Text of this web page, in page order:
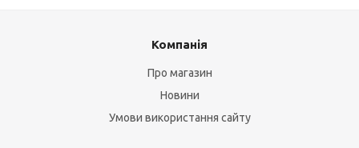
Компанія
Про магазин
Новини
Умови використання сайту